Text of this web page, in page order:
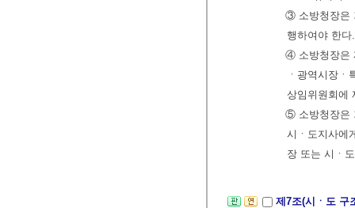
③ 소방청장은
행하여야 한
④ 소방청장은
ㆍ광역시장
상임위원회에
⑤ 소방청장은
시ㆍ도지사에
장 또는 시ㆍ
제7조(시ㆍ도 구